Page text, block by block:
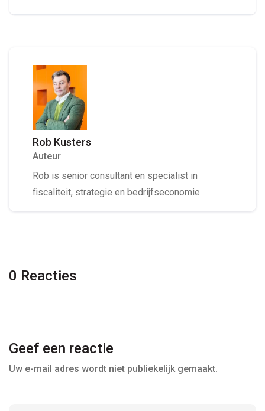
Rob Kusters
Auteur
Rob is senior consultant en specialist in
fiscaliteit, strategie en bedrijfseconomie
0 Reacties
Geef een reactie
Uw e-mail adres wordt niet publiekelijk gemaakt.